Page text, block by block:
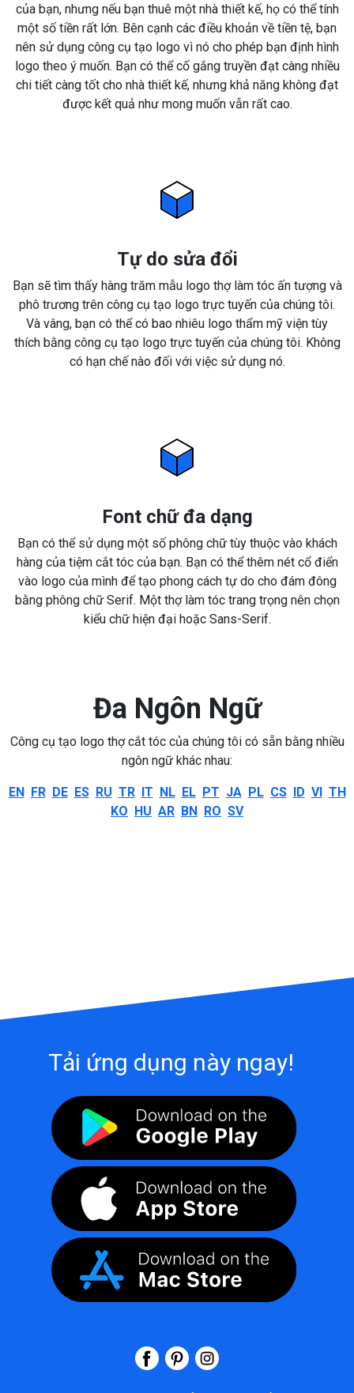
của bạn, nhưng nếu bạn thuê một nhà thiết kế, họ có thể tính
một số tiền rất lớn. Bên cạnh các điều khoản về tiền tệ, bạn
nên sử dụng công cụ tạo logo vì nó cho phép bạn định hình
logo theo ý muốn. Bạn có thể cố gắng truyền đạt càng nhiều
chi tiết càng tốt cho nhà thiết kế, nhưng khả năng không đạt
được kết quả như mong muốn vẫn rất cao.
Tự do sửa đổi
Bạn sẽ tìm thấy hàng trăm mẫu logo thợ làm tóc ấn tượng và
phô trương trên công cụ tạo logo trực tuyến của chúng tôi.
Và vâng, bạn có thể có bao nhiêu logo thẩm mỹ viện tùy
thích bằng công cụ tạo logo trực tuyến của chúng tôi. Không
có hạn chế nào đối với việc sử dụng nó.
Font chữ đa dạng
Bạn có thể sử dụng một số phông chữ tùy thuộc vào khách
hàng của tiệm cắt tóc của bạn. Bạn có thể thêm nét cổ điển
vào logo của mình để tạo phong cách tự do cho đám đông
bằng phông chữ Serif. Một thợ làm tóc trang trọng nên chọn
kiểu chữ hiện đại hoặc Sans-Serif.
Đa Ngôn Ngữ
Công cụ tạo logo thợ cắt tóc của chúng tôi có sẵn bằng nhiều
ngôn ngữ khác nhau:
EN FR DE ES RU TR IT NL EL PT JA PL CS ID VI TH
KO HU AR BN RO SV
Tải ứng dụng này ngay!